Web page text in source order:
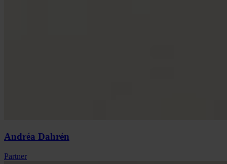
Andréa Dahrén
Partner